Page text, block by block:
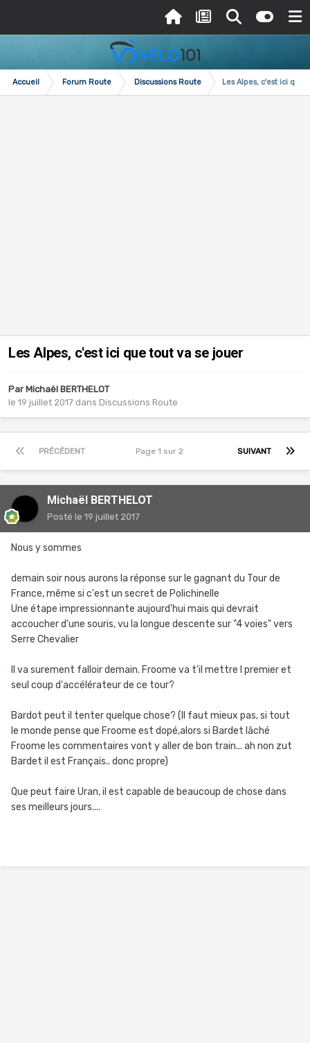
Accueil Forum Route Discussions Route Les Alpes, c'est ici que
Les Alpes, c'est ici que tout va se jouer
Par Michaël BERTHELOT
le 19 juillet 2017 dans Discussions Route
PRÉCÉDENT SUIVANT
Page 1 sur 2
Michaël BERTHELOT
Posté le 19 juillet 2017
Nous y sommes
demain soir nous aurons la réponse sur le gagnant du Tour de
France, même si c'est un secret de Polichinelle
Une étape impressionnante aujourd'hui mais qui devrait
accoucher d'une souris, vu la longue descente sur "4 voies" vers
Serre Chevalier
Il va surement falloir demain. Froome va t'il mettre l premier et
seul coup d'accélérateur de ce tour?
Bardot peut il tenter quelque chose? (Il faut mieux pas, si tout
le monde pense que Froome est dopé,alors si Bardet lâché
Froome les commentaires vont y aller de bon train... ah non zut
Bardet il est Français.. donc propre)
Que peut faire Uran, il est capable de beaucoup de chose dans
ses meilleurs jours....